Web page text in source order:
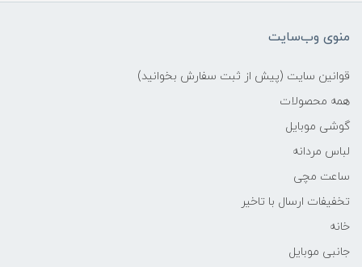
منوی وب‌سایت
قوانین سایت (پیش از ثبت سفارش بخوانید)
همه محصولات
گوشی موبایل
لباس مردانه
ساعت مچی
تخفیفات ارسال با تاخیر
خانه
جانبی موبایل